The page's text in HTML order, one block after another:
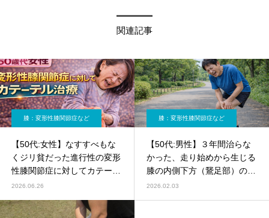
関連記事
膝：変形性膝関節症など
【50代:女性】なすすべもな
くジリ貧だった進行性の変形
性膝関節症に対してカテーテ
ル治療および肥満治療が奏功
肥満）
2026.06.26
膝：変形性膝関節症など
【50代:男性】３年間治らな
かった、走り始めから生じる
膝の内側下方（鵞足部）の痛
みに対するモヤモヤ血管治療
2026.02.03